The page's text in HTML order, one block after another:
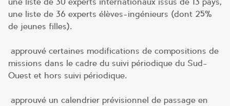
une liste de 36 experts élèves-ingénieurs (dont 25%
de jeunes filles).
approuvé certaines modifications de compositions de
missions dans le cadre du suivi périodique du Sud-
Ouest et hors suivi périodique.
approuvé un calendrier prévisionnel de passage en